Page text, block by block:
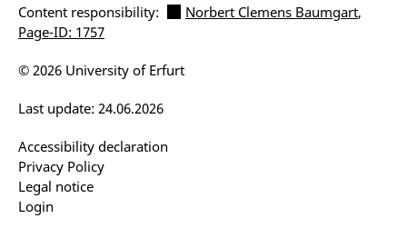
Content responsibility: Norbert Clemens Baumgart,
Page-ID: 1757
Accessibility declaration
Privacy Policy
Legal notice
Login
Last update: 24.06.2026
© 2026 University of Erfurt